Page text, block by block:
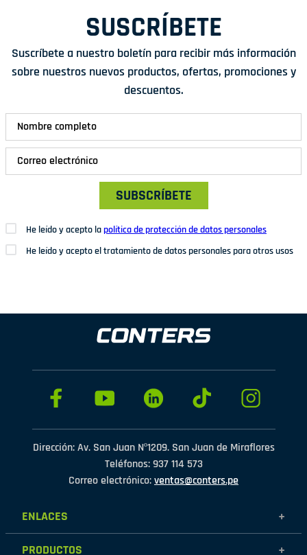
SUSCRÍBETE
Suscríbete a nuestro boletín para recibir más información
sobre nuestros nuevos productos, ofertas, promociones y
descuentos.
SUBSCRÍBETE
He leído y acepto lapolítica de protección de datos personales
He leído y acepto el tratamiento de datos personales para otros usos
Dirección: Av. San Juan Nº1209. San Juan de Miraflores
Teléfonos: 937 114 573
Correo electrónico:ventas@conters.pe
ENLACES +
Mujer
PRODUCTOS +